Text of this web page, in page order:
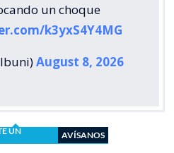
un choque
k3yxS4Y4MG
August 8, 2026
UN
AVÍSANOS